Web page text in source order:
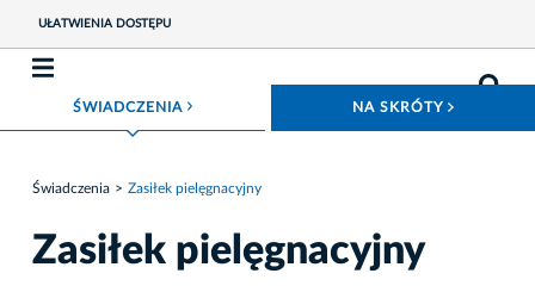
UŁATWIENIA DOSTĘPU
ŚWIADCZENIAROZWIŃ MENU NA SKRÓTY
Świadczenia Zasiłek pielęgnacyjny
Zasiłek pielęgnacyjny